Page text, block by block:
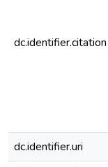
dc.identifier.citation
dc.identifier.uri